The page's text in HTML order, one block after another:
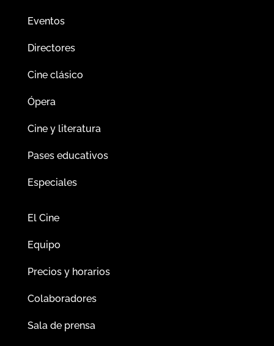
Eventos
Directores
Cine clásico
Ópera
Cine y literatura
Pases educativos
Especiales
El Cine
Equipo
Precios y horarios
Colaboradores
Sala de prensa